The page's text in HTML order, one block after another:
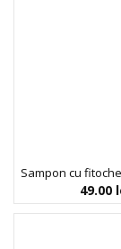
49.00